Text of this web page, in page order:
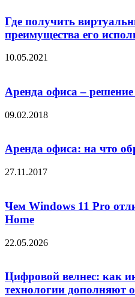
Где получить
преимущества его
10.05.2021
Аренда офиса –
09.02.2018
Аренда офиса: на что
27.11.2017
Чем Windows 11 Pro
Home
22.05.2026
Цифровой велнес: как
технологии дополняют